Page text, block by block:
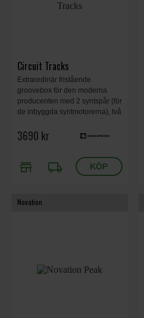
Circuit Tracks
Extraordinär fristående
groovebox för den moderna
producenten med 2 syntspår (för
de inbyggda syntmotorerna), två
Sequenser, inbyggda effekter,
3690 kr
store local_shipping
Novation